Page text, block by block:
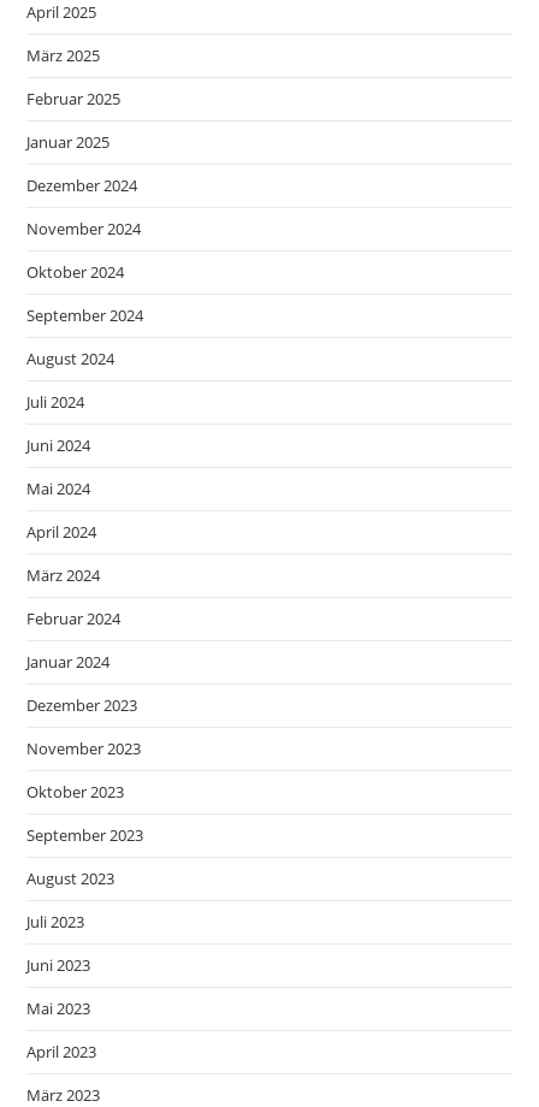
April 2025
März 2025
Februar 2025
Januar 2025
Dezember 2024
November 2024
Oktober 2024
September 2024
August 2024
Juli 2024
Juni 2024
Mai 2024
April 2024
März 2024
Februar 2024
Januar 2024
Dezember 2023
November 2023
Oktober 2023
September 2023
August 2023
Juli 2023
Juni 2023
Mai 2023
April 2023
März 2023